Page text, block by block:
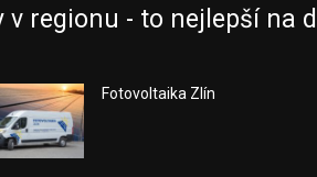
v regionu - to nejlepší na
Fotovoltaika Zlín